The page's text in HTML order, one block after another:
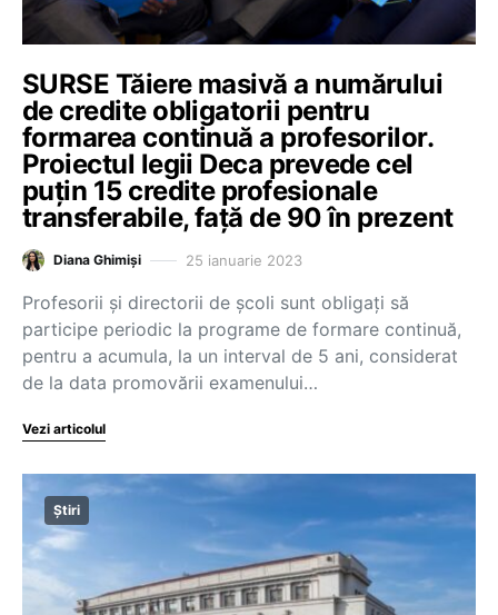
SURSE Tăiere masivă a numărului
de credite obligatorii pentru
formarea continuă a profesorilor.
Proiectul legii Deca prevede cel
puțin 15 credite profesionale
transferabile, față de 90 în prezent
Diana Ghimiși 25 ianuarie 2023
Profesorii și directorii de școli sunt obligați să
participe periodic la programe de formare continuă,
pentru a acumula, la un interval de 5 ani, considerat
de la data promovării examenului…
Vezi articolul
Știri